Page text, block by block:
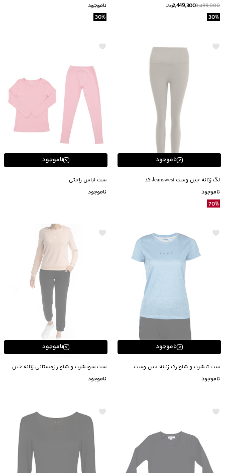
3,499,000
2,449,300تومانــ
30%
ناموجود
30%
ناموجود
لگ زنانه جین وست Jeanswest کد
43B95084
ناموجود
70%
ناموجود
ست لباس راحتی
ناموجود
ناموجود
ست تیشرت و شلوارک زنانه جین وست
Jeanswest
ناموجود
ناموجود
ست سویشرت و شلوار زمستانی زنانه جین
وست Jeanswest کد 1492A502
ناموجود